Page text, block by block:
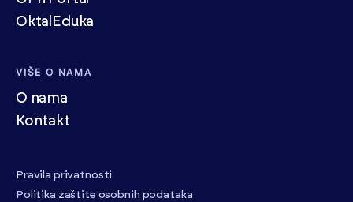
OktalEduka
VIŠE O NAMA
O nama
Kontakt
Pravila privatnosti
Politika zaštite osobnih podataka